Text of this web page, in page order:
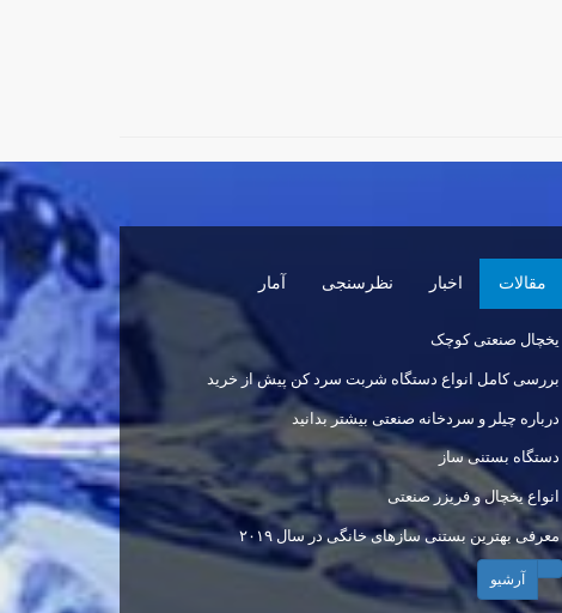
مقالات اخبار نظرسنجی
آمار
یخچال صنعتی کوچک
بررسی کامل انواع دستگاه شربت سرد کن پیش از خرید
درباره چیلر و سردخانه صنعتی بیشتر بدانید
دستگاه بستنی ساز
انواع یخچال و فریزر صنعتی
معرفی بهترین بستنی سازهای خانگی در سال ۲۰۱۹
بارسفت کن بستنی
آب پرتقال گیری برقی
آرشیو